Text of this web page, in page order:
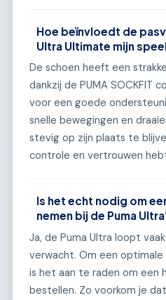
Hoe beïnvloedt de
Ultra Ultimate mijn
De schoen heeft een
dankzij de PUMA SOCKFIT
voor een goede
snelle bewegingen en
stevig op zijn plaats te
controle en vertrouwen
Is het echt nodig om
nemen bij de Puma
Ja, de Puma Ultra loopt
verwacht. Om een
is het aan te raden om een
bestellen. Zo voorkom je